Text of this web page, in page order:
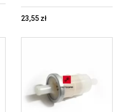
23,55 zł